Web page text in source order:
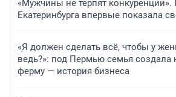
«Мужчины не терпят конкуренции».
Екатеринбурга впервые показала
«Я должен сделать всё, чтобы у
ведь?»: под Пермью семья создала
ферму — история бизнеса